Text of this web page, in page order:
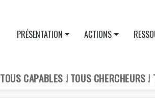
TOUS CAPABLES ! TOUS CHERCHEURS !
PRÉSENTATION ACTIONS